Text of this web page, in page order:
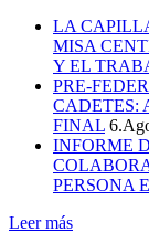
LA
MISA
Y EL
PRE-
CADETES:
FINAL
INFORME
PERSONA
Leer más